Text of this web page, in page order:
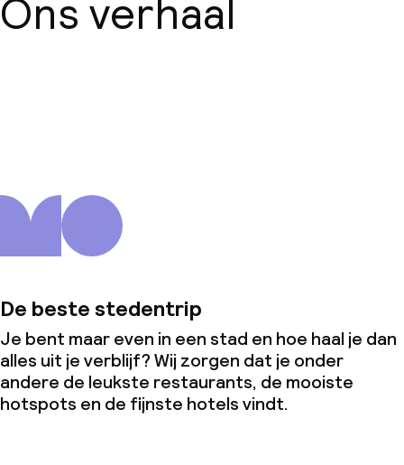
Ons verhaal
De beste stedentrip
Je bent maar even in een stad en hoe haal je dan
alles uit je verblijf? Wij zorgen dat je onder
andere de leukste restaurants, de mooiste
hotspots en de fijnste hotels vindt.